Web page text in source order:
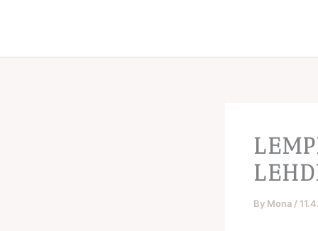
By Mona /